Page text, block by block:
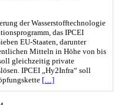
der Wasserstofftechnologie
das IPCEI
EU-Staaten, darunter
Mitteln in Höhe von bis
gleichzeitig private
IPCEI „Hy2Infra“ soll
[…]